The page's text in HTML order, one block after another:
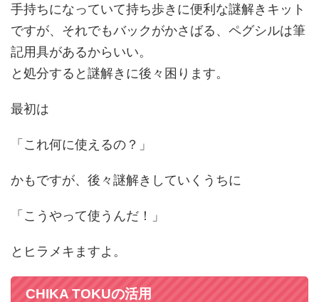
手持ちになっていて持ち歩きに便利な謎解きキット
ですが、それでもバックがかさばる、ペグシルは筆
記用具があるからいい。
と処分すると謎解きに後々困ります。
最初は
「これ何に使えるの？」
かもですが、後々謎解きしていくうちに
「こうやって使うんだ！」
とヒラメキますよ。
CHIKA TOKUの活用